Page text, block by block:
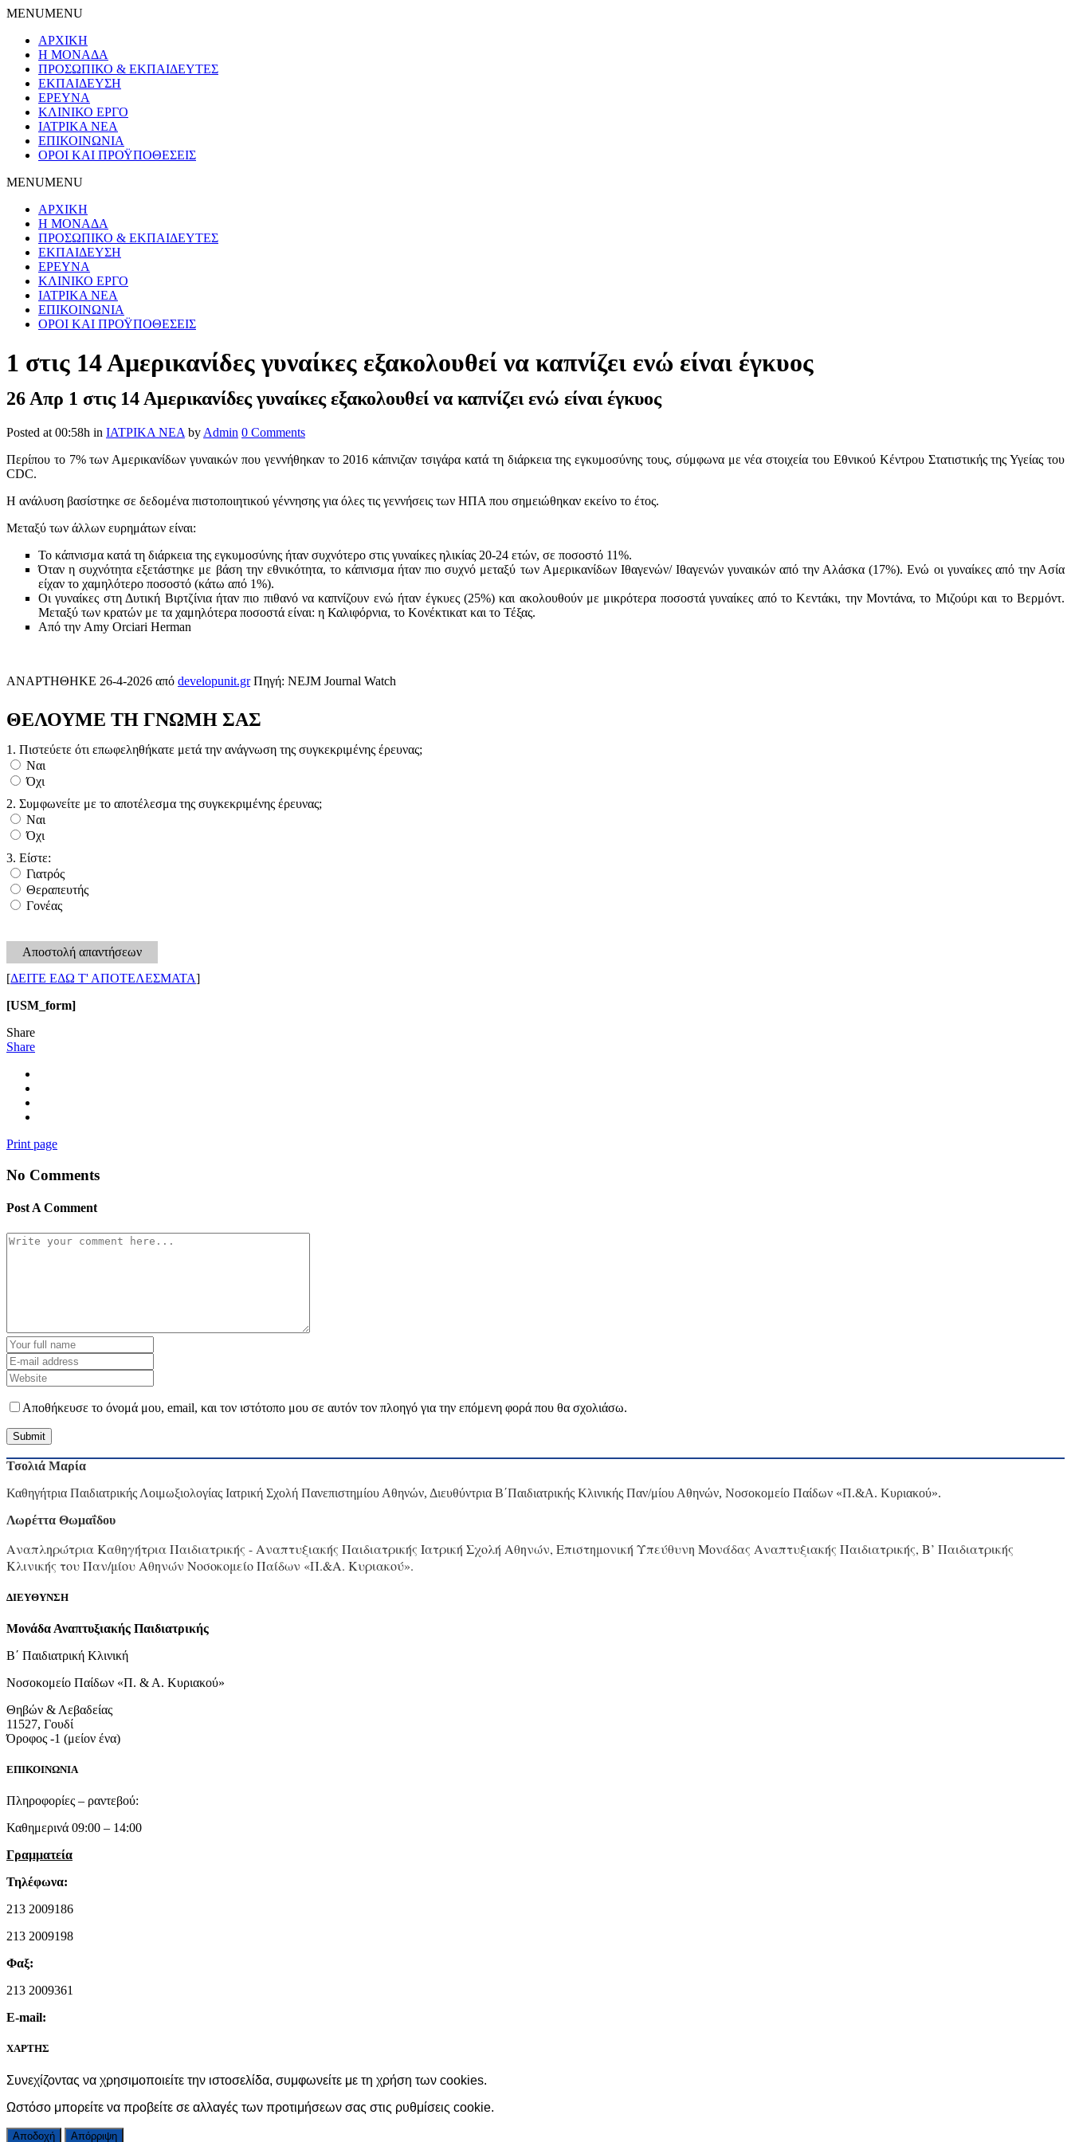
MENUMENU
ΑΡΧΙΚΗ
Η ΜΟΝΑΔΑ
ΠΡΟΣΩΠΙΚΟ & ΕΚΠΑΙΔΕΥΤΕΣ
ΕΚΠΑΙΔΕΥΣΗ
ΕΡΕΥΝΑ
ΚΛΙΝΙΚΟ ΕΡΓΟ
ΙΑΤΡΙΚΑ ΝΕΑ
ΕΠΙΚΟΙΝΩΝΙΑ
ΟΡΟΙ ΚΑΙ ΠΡΟΫΠΟΘΕΣΕΙΣ
MENUMENU
ΑΡΧΙΚΗ
Η ΜΟΝΑΔΑ
ΠΡΟΣΩΠΙΚΟ & ΕΚΠΑΙΔΕΥΤΕΣ
ΕΚΠΑΙΔΕΥΣΗ
ΕΡΕΥΝΑ
ΚΛΙΝΙΚΟ ΕΡΓΟ
ΙΑΤΡΙΚΑ ΝΕΑ
ΕΠΙΚΟΙΝΩΝΙΑ
ΟΡΟΙ ΚΑΙ ΠΡΟΫΠΟΘΕΣΕΙΣ
1 στις 14 Αμερικανίδες γυναίκες εξακολουθεί να καπνίζει ενώ είναι έγκυος
26 Απρ 1 στις 14 Αμερικανίδες γυναίκες εξακολουθεί να καπνίζει ενώ είναι έγκυος
Posted at 00:58h in ΙΑΤΡΙΚΑ ΝΕΑ by Admin 0 Comments
Περίπου το 7% των Αμερικανίδων γυναικών που γεννήθηκαν το 2016 κάπνιζαν τσιγάρα κατά τη διάρκεια της εγκυμοσύνης τους, σύμφωνα με νέα στοιχεία του Εθνικού Κέντρου Στατιστικής της Υγείας του
CDC.
Η ανάλυση βασίστηκε σε δεδομένα πιστοποιητικού γέννησης για όλες τις γεννήσεις των ΗΠΑ που σημειώθηκαν εκείνο το έτος.
Μεταξύ των άλλων ευρημάτων είναι:
Το κάπνισμα κατά τη διάρκεια της εγκυμοσύνης ήταν συχνότερο στις γυναίκες ηλικίας 20-24 ετών, σε ποσοστό 11%.
Όταν η συχνότητα εξετάστηκε με βάση την εθνικότητα, το κάπνισμα ήταν πιο συχνό μεταξύ των Αμερικανίδων Ιθαγενών/ Ιθαγενών γυναικών από την Αλάσκα (17%). Ενώ οι γυναίκες από την Ασία
είχαν το χαμηλότερο ποσοστό (κάτω από 1%).
Οι γυναίκες στη Δυτική Βιρτζίνια ήταν πιο πιθανό να καπνίζουν ενώ ήταν έγκυες (25%) και ακολουθούν με μικρότερα ποσοστά γυναίκες από το Κεντάκι, την Μοντάνα, το Μιζούρι και το Βερμόντ.
Μεταξύ των κρατών με τα χαμηλότερα ποσοστά είναι: η Καλιφόρνια, το Κονέκτικατ και το Τέξας.
Από την Amy Orciari Herman
ΑΝΑΡΤΗΘΗΚΕ 26-4-2026 από developunit.grΠηγή: NEJM Journal Watch
ΘΕΛΟΥΜΕ ΤΗ ΓΝΩΜΗ ΣΑΣ
1. Πιστεύετε ότι επωφεληθήκατε μετά την ανάγνωση της συγκεκριμένης έρευνας;
Ναι
Όχι
2. Συμφωνείτε με το αποτέλεσμα της συγκεκριμένης έρευνας;
Ναι
Όχι
3. Είστε:
Γιατρός
Θεραπευτής
Γονέας
Αποστολή απαντήσεων
[ΔΕΙΤΕ ΕΔΩ Τ' ΑΠΟΤΕΛΕΣΜΑΤΑ]
[USM_form]
Share
Share
Print page
No Comments
Post A Comment
Αποθήκευσε το όνομά μου, email, και τον ιστότοπο μου σε αυτόν τον πλοηγό για την επόμενη φορά που θα σχολιάσω.
Τσολιά Μαρία
Καθηγήτρια Παιδιατρικής Λοιμωξιολογίας Ιατρική Σχολή Πανεπιστημίου Αθηνών, Διευθύντρια Β΄Παιδιατρικής Κλινικής Παν/μίου Αθηνών, Νοσοκομείο Παίδων «Π.&Α. Κυριακού».
Λωρέττα Θωμαΐδου
Αναπληρώτρια Καθηγήτρια Παιδιατρικής - Αναπτυξιακής Παιδιατρικής Ιατρική Σχολή Αθηνών, Επιστημονική Υπεύθυνη Μονάδας Αναπτυξιακής Παιδιατρικής, Β’ Παιδιατρικής
Κλινικής του Παν/μίου Αθηνών Νοσοκομείο Παίδων «Π.&Α. Κυριακού».
ΔΙΕΥΘΥΝΣΗ
Μονάδα Αναπτυξιακής Παιδιατρικής
Β΄ Παιδιατρική Κλινική
Νοσοκομείο Παίδων «Π. & Α. Κυριακού»
Θηβών & Λεβαδείας
11527, Γουδί
Όροφος -1 (μείον ένα)
ΕΠΙΚΟΙΝΩΝΙΑ
Πληροφορίες – ραντεβού:
Καθημερινά 09:00 – 14:00
Γραμματεία
Τηλέφωνα:
213 2009186
213 2009198
Φαξ:
213 2009361
E-mail:
ΧΑΡΤΗΣ
Συνεχίζοντας να χρησιμοποιείτε την ιστοσελίδα, συμφωνείτε με τη χρήση των cookies.
Ωστόσο μπορείτε να προβείτε σε αλλαγές των προτιμήσεων σας στις ρυθμίσεις cookie.
Αποδοχή Απόρριψη